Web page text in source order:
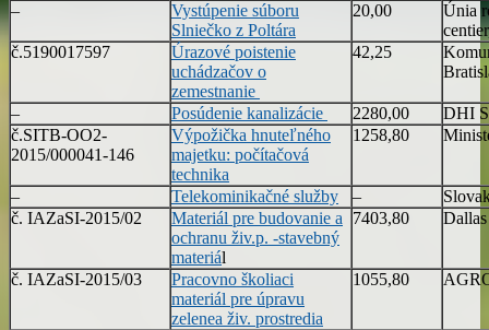
–
Vystúpenie súboru
Slniečko z Poltára
20,00
Únia
č.5190017597
Úrazové poistenie
uchádzačov o
zemestnanie
42,25
– Posúdenie kanalizácie 2280,00
DHI
č.SITB-OO2-
2015/000041-146
Výpožička hnuteľného
majetku: počítačová
technika
1258,80
– Telekominikačné služby –
č. IAZaSI-2015/02
Materiál pre budovanie a
ochranu živ.p. -stavebný
materiál
7403,80
č. IAZaSI-2015/03
Pracovno školiaci
materiál pre úpravu
zelenea živ. prostredia
1055,80